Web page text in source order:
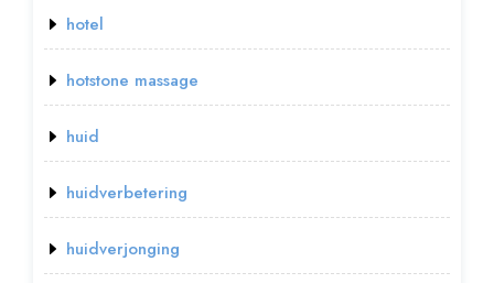
hotel
hotstone massage
huid
huidverbetering
huidverjonging